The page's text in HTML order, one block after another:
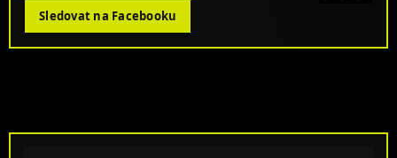
Sledovat na Facebooku